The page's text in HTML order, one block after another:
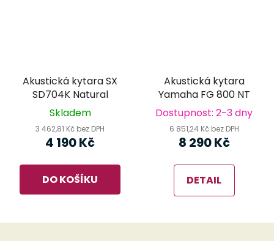
Akustická kytara SX
SD704K Natural
Skladem
3 462,81 Kč bez DPH
4 190 Kč
DO KOŠÍKU
Akustická kytara
Yamaha FG 800 NT
Dostupnost: 2-3 dny
6 851,24 Kč bez DPH
8 290 Kč
DETAIL
Z